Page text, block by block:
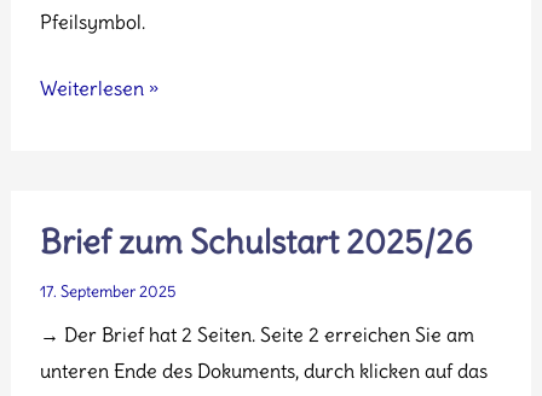
Pfeilsymbol.
AG
1.
Weiterlesen »
Brief zum Schulstart 2025/26
17. September 2025
→ Der Brief hat 2 Seiten. Seite 2 erreichen Sie am
unteren Ende des Dokuments, durch klicken auf das